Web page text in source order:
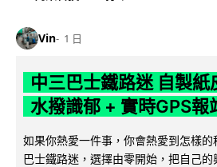
Vin 1 日
中三巴士鐵路迷 自製紙
水撥識郁 + 實時GPS報
如果你熱愛一件事，你會熱愛到怎樣
巴士鐵路迷，選擇由零開始，把自己